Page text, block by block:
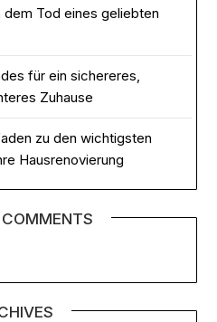
Tod eines geliebten
für ein sichereres,
Zuhause
zu den wichtigsten
Hausrenovierung